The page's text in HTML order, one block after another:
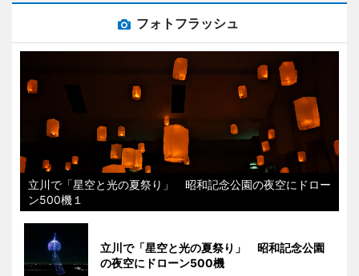
フォトフラッシュ
立川で「星空と光の夏祭り」 昭和記念公園の夜空にドロー
ン500機１
立川で「星空と光の夏祭り」 昭和記念公園
の夜空にドローン500機